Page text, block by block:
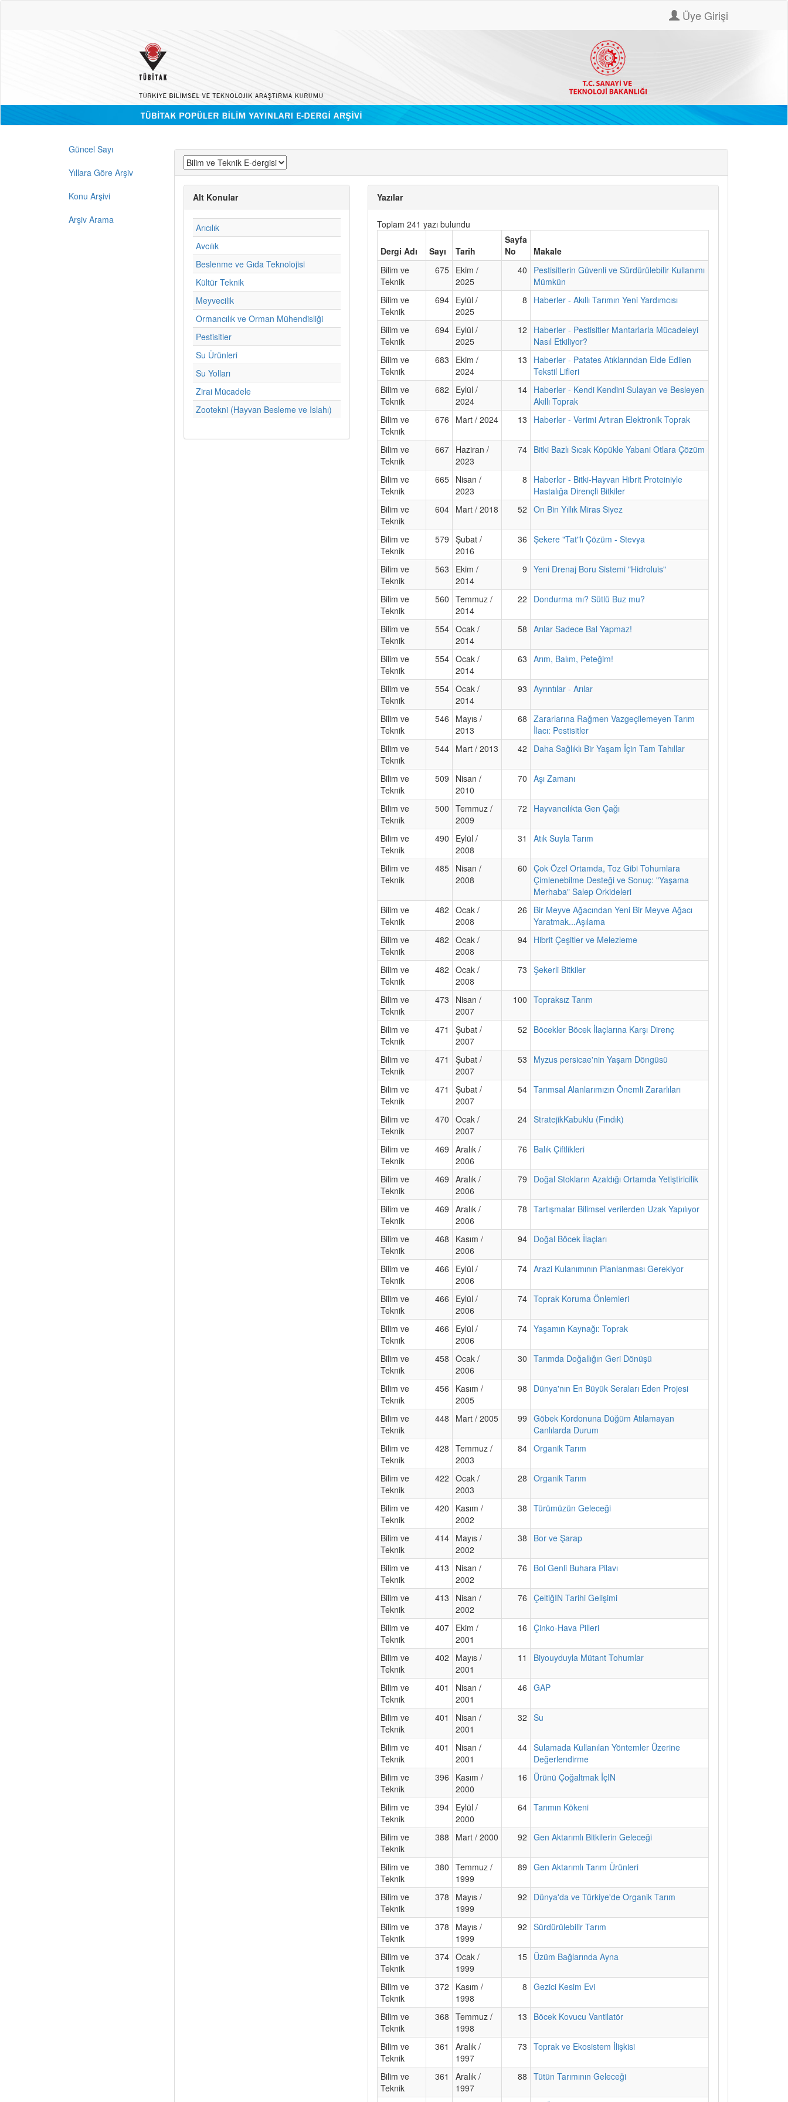
Üye Girişi
Güncel Sayı
Yıllara Göre Arşiv
Konu Arşivi
Arşiv Arama
Alt Konular
Arıcılık
Avcılık
Beslenme ve Gıda Teknolojisi
Kültür Teknik
Meyvecilik
Ormancılık ve Orman Mühendisliği
Pestisitler
Su Ürünleri
Su Yolları
Zirai Mücadele
Zootekni (Hayvan Besleme ve Islahı)
Yazılar
Toplam 241 yazı bulundu
Dergi Adı Sayı Tarih
Sayfa
No
Makale
Bilim ve
Teknik
675 Ekim /
2025
40
Pestisitlerin Güvenli ve Sürdürülebilir Kullanımı
Mümkün
Bilim ve
Teknik
694 Eylül /
2025
8 Haberler - Akıllı Tarımın Yeni Yardımcısı
Bilim ve
Teknik
694 Eylül /
2025
12
Haberler - Pestisitler Mantarlarla Mücadeleyi
Nasıl Etkiliyor?
Bilim ve
Teknik
683
Ekim /
2024
13
Haberler - Patates Atıklarından Elde Edilen
Tekstil Lifleri
Bilim ve
Teknik
682
Eylül /
2024
14 Haberler - Kendi Kendini Sulayan ve Besleyen
Akıllı Toprak
Bilim ve
Teknik
676 Mart / 2024 13 Haberler - Verimi Artıran Elektronik Toprak
Bilim ve
Teknik
667 Haziran /
2023
74 Bitki Bazlı Sıcak Köpükle Yabani Otlara Çözüm
Bilim ve
Teknik
665 Nisan /
2023
8
Haberler - Bitki-Hayvan Hibrit Proteiniyle
Hastalığa Dirençli Bitkiler
Bilim ve
Teknik
604 Mart / 2018 52 On Bin Yıllık Miras Siyez
Bilim ve
Teknik
579
Şubat /
2016
36 Şekere "Tat"lı Çözüm - Stevya
Bilim ve
Teknik
563
Ekim /
2014
9 Yeni Drenaj Boru Sistemi "Hidroluis"
Bilim ve
Teknik
560
Temmuz /
2014
22 Dondurma mı? Sütlü Buz mu?
Bilim ve
Teknik
554 Ocak /
2014
58 Arılar Sadece Bal Yapmaz!
Bilim ve
Teknik
554 Ocak /
2014
63 Arım, Balım, Peteğim!
Bilim ve
Teknik
554 Ocak /
2014
93 Ayrıntılar - Arılar
Bilim ve
Teknik
546
Mayıs /
2013
68
Zararlarına Rağmen Vazgeçilemeyen Tarım
İlacı: Pestisitler
Bilim ve
Teknik
544 Mart / 2013 42 Daha Sağlıklı Bir Yaşam İçin Tam Tahıllar
Bilim ve
Teknik
509
Nisan /
2010
70 Aşı Zamanı
Bilim ve
Teknik
500
Temmuz /
2009
72 Hayvancılıkta Gen Çağı
Bilim ve
Teknik
490
Eylül /
2008
31 Atık Suyla Tarım
Bilim ve
Teknik
485 Nisan /
2008
60
Çok Özel Ortamda, Toz Gibi Tohumlara
Çimlenebilme Desteği ve Sonuç: "Yaşama
Merhaba" Salep Orkideleri
Bilim ve
Teknik
482
Ocak /
2008
26
Bir Meyve Ağacından Yeni Bir Meyve Ağacı
Yaratmak...Aşılama
Bilim ve
Teknik
482
Ocak /
2008
94 Hibrit Çeşitler ve Melezleme
Bilim ve
Teknik
482
Ocak /
2008
73 Şekerli Bitkiler
Bilim ve
Teknik
473
Nisan /
2007
100 Topraksız Tarım
Bilim ve
Teknik
471
Şubat /
2007
52 Böcekler Böcek İlaçlarına Karşı Direnç
Bilim ve
Teknik
471
Şubat /
2007
53 Myzus persicae'nin Yaşam Döngüsü
Bilim ve
Teknik
471
Şubat /
2007
54 Tarımsal Alanlarımızın Önemli Zararlıları
Bilim ve
Teknik
470
Ocak /
2007
24 StratejikKabuklu (Fındık)
Bilim ve
Teknik
469
Aralık /
2006
76 Balık Çiftlikleri
Bilim ve
Teknik
469
Aralık /
2006
79 Doğal Stokların Azaldığı Ortamda Yetiştiricilik
Bilim ve
Teknik
469
Aralık /
2006
78 Tartışmalar Bilimsel verilerden Uzak Yapılıyor
Bilim ve
Teknik
468
Kasım /
2006
94 Doğal Böcek İlaçları
Bilim ve
Teknik
466
Eylül /
2006
74 Arazi Kulanımının Planlanması Gerekiyor
Bilim ve
Teknik
466
Eylül /
2006
74 Toprak Koruma Önlemleri
Bilim ve
Teknik
466
Eylül /
2006
74 Yaşamın Kaynağı: Toprak
Bilim ve
Teknik
458
Ocak /
2006
30 Tarımda Doğallığın Geri Dönüşü
Bilim ve
Teknik
456
Kasım /
2005
98 Dünya'nın En Büyük Seraları Eden Projesi
Bilim ve
Teknik
448 Mart / 2005 99
Göbek Kordonuna Düğüm Atılamayan
Canlılarda Durum
Bilim ve
Teknik
428
Temmuz /
2003
84 Organik Tarım
Bilim ve
Teknik
422
Ocak /
2003
28 Organik Tarım
Bilim ve
Teknik
420
Kasım /
2002
38 Türümüzün Geleceği
Bilim ve
Teknik
414 Mayıs /
2002
38 Bor ve Şarap
Bilim ve
Teknik
413
Nisan /
2002
76 Bol Genli Buhara Pilavı
Bilim ve
Teknik
413
Nisan /
2002
76 ÇeltiğIN Tarihi Gelişimi
Bilim ve
Teknik
407 Ekim /
2001
16 Çinko-Hava Pilleri
Bilim ve
Teknik
402
Mayıs /
2001
11 Biyouyduyla Mütant Tohumlar
Bilim ve
Teknik
401
Nisan /
2001
46 GAP
Bilim ve
Teknik
401
Nisan /
2001
32 Su
Bilim ve
Teknik
401
Nisan /
2001
44 Sulamada Kullanılan Yöntemler Üzerine
Değerlendirme
Bilim ve
Teknik
396
Kasım /
2000
16 Ürünü Çoğaltmak İçIN
Bilim ve
Teknik
394 Eylül /
2000
64 Tarımın Kökeni
Bilim ve
Teknik
388 Mart / 2000 92 Gen Aktarımlı Bitkilerin Geleceği
Bilim ve
Teknik
380
Temmuz /
1999
89 Gen Aktarımlı Tarım Ürünleri
Bilim ve
Teknik
378
Mayıs /
1999
92 Dünya'da ve Türkiye'de Organik Tarım
Bilim ve
Teknik
378
Mayıs /
1999
92 Sürdürülebilir Tarım
Bilim ve
Teknik
374 Ocak /
1999
15 Üzüm Bağlarında Ayna
Bilim ve
Teknik
372
Kasım /
1998
8 Gezici Kesim Evi
Bilim ve
Teknik
368
Temmuz /
1998
13 Böcek Kovucu Vantilatör
Bilim ve
Teknik
361
Aralık /
1997
73 Toprak ve Ekosistem İlişkisi
Bilim ve
Teknik
361
Aralık /
1997
88 Tütün Tarımının Geleceği